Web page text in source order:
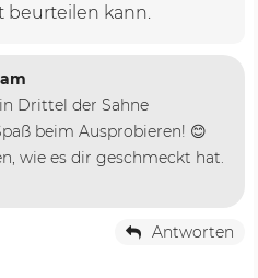
kann.
Drittel der Sahne
beim Ausprobieren! 😊
wie es dir geschmeckt hat.
Antworten